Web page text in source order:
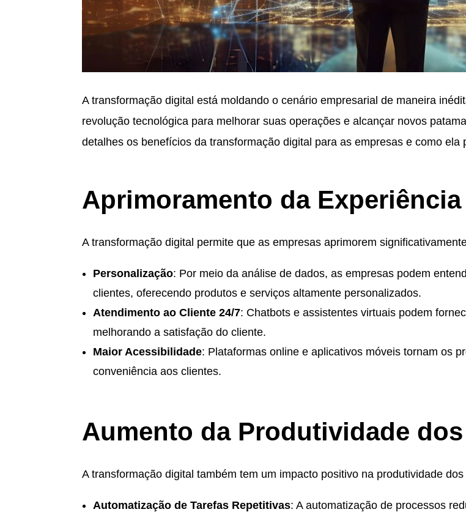
A transformação digital está moldando o cenário empresarial de maneira
revolução tecnológica para melhorar suas operações e alcançar novos
detalhes os benefícios da transformação digital para as empresas e como
Aprimoramento da
A transformação digital permite que as empresas aprimorem
Personalização: Por meio da análise de dados, as empresas podem
clientes, oferecendo produtos e serviços altamente personalizados.
Atendimento ao Cliente 24/7: Chatbots e assistentes virtuais podem
melhorando a satisfação do cliente.
Maior Acessibilidade: Plataformas online e aplicativos móveis tornam os
conveniência aos clientes.
Aumento da Produtividade
A transformação digital também tem um impacto positivo na produtividade
Automatização de Tarefas Repetitivas: A automatização de processos